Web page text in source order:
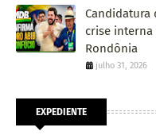
Candidatura
crise interna
Rondônia
julho 31, 2026
EXPEDIENTE